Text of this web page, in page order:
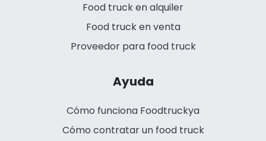
Food truck en alquiler
Food truck en venta
Proveedor para food truck
Ayuda
Cómo funciona Foodtruckya
Cómo contratar un food truck